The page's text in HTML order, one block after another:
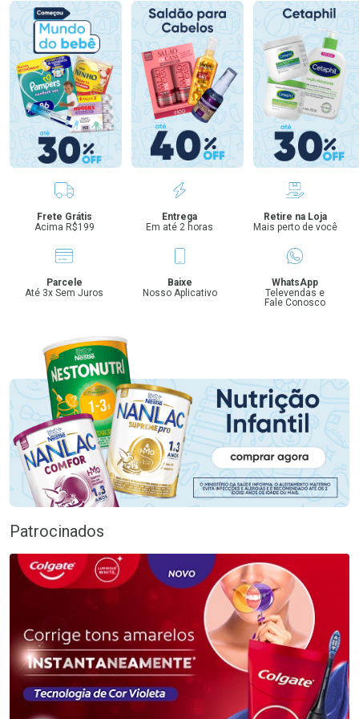
Benefícios
Frete Grátis
Acima R$199
Entrega
Em até 2 horas
Retire na Loja
Mais perto de você
Parcele
Até 3x Sem Juros
Baixe
Nosso Aplicativo
WhatsApp
Televendas e
Fale Conosco
Patrocinados